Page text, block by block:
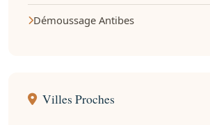
Démoussage Antibes
Villes Proches